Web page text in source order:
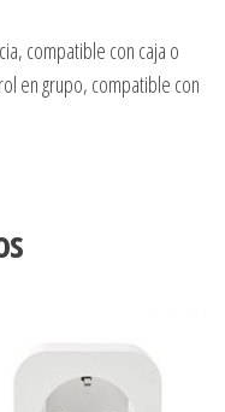
compatible con caja o
en grupo, compatible con